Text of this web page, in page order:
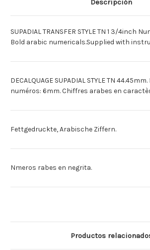
SUPADIAL
Descripción
SUPADIAL TRANSFER STYLE TN 1 3/4inch
Bold arabic numericals.Supplied with
DECALQUAGE SUPADIAL STYLE TN
numéros: 6mm. Chiffres arabes en
Fettgedruckte, Arabische Ziffern.
Nmeros rabes en negrita.
Productos